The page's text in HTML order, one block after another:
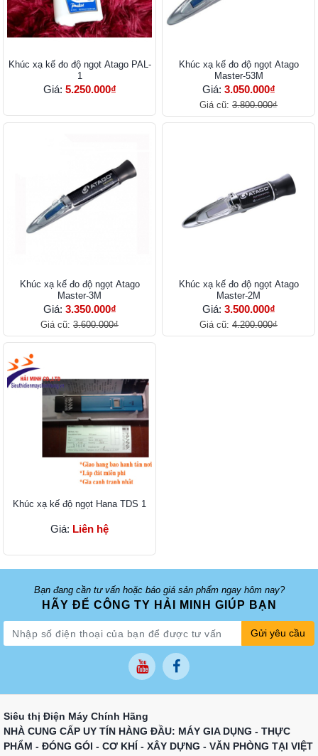
Khúc xạ kế đo độ ngọt Atago PAL-
1
Giá: 5.250.000₫
Khúc xạ kế đo độ ngọt Atago
Master-53M
Giá: 3.050.000₫
Giá cũ: 3.800.000₫
Khúc xạ kế đo độ ngọt Atago
Master-3M
Giá: 3.350.000₫
Giá cũ: 3.600.000₫
Khúc xạ kế đo độ ngọt Atago
Master-2M
Giá: 3.500.000₫
Giá cũ: 4.200.000₫
Khúc xạ kế độ ngọt Hana TDS 1
Giá: Liên hệ
Bạn đang cần tư vấn hoặc báo giá sản phẩm ngay hôm nay?
HÃY ĐỂ CÔNG TY HẢI MINH GIÚP BẠN
Gửi yêu cầu
Siêu thị Điện Máy Chính Hãng
NHÀ CUNG CẤP UY TÍN HÀNG ĐẦU: MÁY GIA DỤNG - THỰC
PHẨM - ĐÓNG GÓI - CƠ KHÍ - XÂY DỰNG - VĂN PHÒNG TẠI VIỆT